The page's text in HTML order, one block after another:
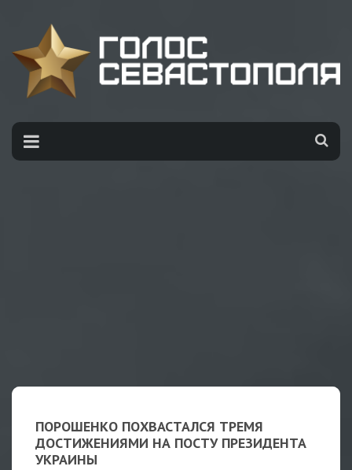
ПОРОШЕНКО ПОХВАСТАЛСЯ ТРЕМЯ
ДОСТИЖЕНИЯМИ НА ПОСТУ ПРЕЗИДЕНТА
УКРАИНЫ